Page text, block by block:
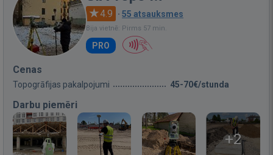
4.9 · 55 atsauksmes
Bija vietnē: Pirms 57 min.
PRO
Cenas
Topogrāfijas pakalpojumi 45-70€/stunda
Darbu piemēri
+2